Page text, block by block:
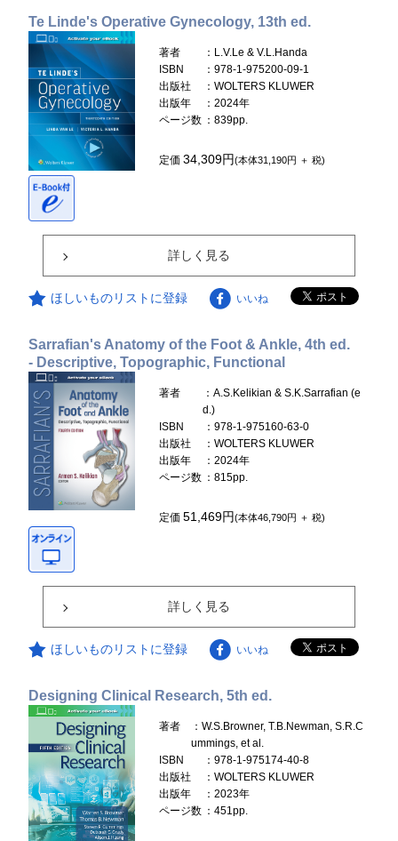
Te Linde's Operative Gynecology, 13th ed.
著者
：L.V.Le & V.L.Handa
ISBN
：978-1-975200-09-1
出版社
：WOLTERS KLUWER
出版年
：2024年
ページ数 ：839pp.
定価34,309円(本体31,190円 ＋ 税)
詳しく見る
ほしいものリストに登録 いいね
Sarrafian's Anatomy of the Foot & Ankle, 4th ed.
- Descriptive, Topographic, Functional
著者
：A.S.Kelikian & S.K.Sarrafian (e
d.)
ISBN
：978-1-975160-63-0
出版社
：WOLTERS KLUWER
出版年
：2024年
ページ数 ：815pp.
定価51,469円(本体46,790円 ＋ 税)
詳しく見る
ほしいものリストに登録 いいね
Designing Clinical Research, 5th ed.
著者
：W.S.Browner, T.B.Newman, S.R.C
ummings, et al.
ISBN
：978-1-975174-40-8
出版社
：WOLTERS KLUWER
出版年
：2023年
ページ数 ：451pp.